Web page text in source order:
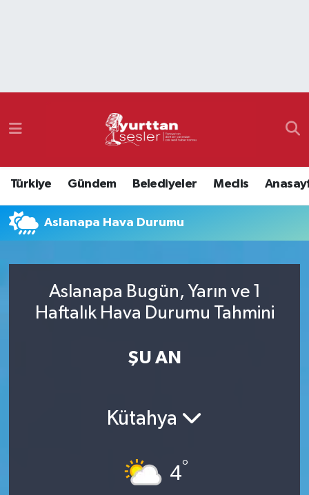
Türkiye Gündem Belediyeler Meclis
Aslanapa Hava Durumu
Aslanapa Bugün, Yarın ve 1
Haftalık Hava Durumu Tahmini
ŞU AN
Kütahya
4°
Namaz Vakitleri
Süper Lig Puan Durumu ve Fikstür
Tüm Manşetler
Son Dakika Haberleri
Haber Arşivi